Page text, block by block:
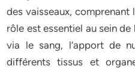
des vaisseaux, comprenant
rôle est essentiel au sein de
via le sang, l’apport de
différents tissus et